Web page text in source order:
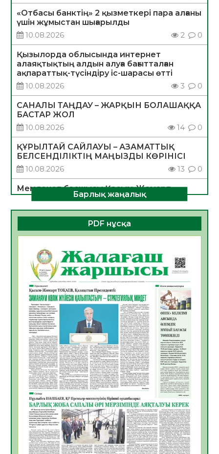
«Отбасы банктің» 2 қызметкері пара алғаны
үшін жұмыстан шығарылды
10.08.2026
2 0
Қызылорда облысында интернет
алаяқтықтың алдын алуға бағытталған
ақпараттық-түсіндіру іс-шарасы өтті
10.08.2026
3 0
САНАЛЫ ТАҢДАУ – ЖАРҚЫН БОЛАШАҚҚА
БАСТАР ЖОЛ
10.08.2026
14 0
ҚҰРЫЛТАЙ САЙЛАУЫ – АЗАМАТТЫҚ
БЕЛСЕНДІЛІКТІҢ МАҢЫЗДЫ КӨРІНІСІ
10.08.2026
13 0
Мемлекет басшысы Қасым-Жомарт
Тоқаевтың Абай күнімен құттықтауы
10.08.2026
3 0
«Жастар және заң мен тәртіп» атты
облыстық жайдарман ойындары өтті
10.08.2026
Өңірде «Кең дала-2» бағдарламасы арқылы
80 шаруашылық қаржыландырылды
09.08.2026
22
Жер ресурстары тиімді игерілуде
09.08.2026
23
Ел игілігі үшін еңбек етіп жүрген
құрылысшыларға құрмет көрсетті
08.08.2026
20
ҚЫЗЫЛОРДАДА «ЖАСЫЛ ЕЛ» ЕҢБЕК
ЖАСАҚТАРЫНЫҢ ҚАТЫСУЫМЕН
ЭКОЛОГИЯЛЫҚ СЕНБІЛІК ӨТТІ
08.08.2026
19
Білім гранты иегерлерінің тізімі шықты
07.08.2026
20
Барлық жаңалық
PDF нұсқа